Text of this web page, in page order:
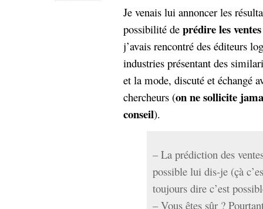
Je venais lui annoncer les
possibilité de prédire les
j’avais rencontré des éditeurs
industries présentant des
et la mode, discuté et échangé
chercheurs (on ne sollicite
conseil).
– La prédiction des
possible lui dis-je (çà
toujours dire c’est
– Vous êtes sûr ?